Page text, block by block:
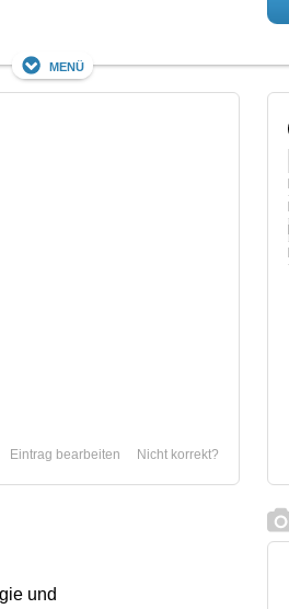
Menü
Nicht korrekt?
Eintrag bearbeiten
und